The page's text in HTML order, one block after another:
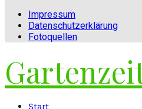
Impressum
Datenschutzerklärung
Fotoquellen
Start